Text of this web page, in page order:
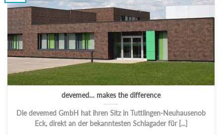
devemed… makes the difference
Die devemed GmbH hat ihren Sitz in Tuttlingen-Neuhausenob
Eck, direkt an der bekanntesten Schlagader für [...]